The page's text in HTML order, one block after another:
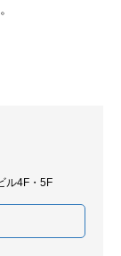
カスタマイ
われていま
たウェブサ
個人を識別
しているブ
・最新の
ん、漏え
預かりした
ル4F・5F